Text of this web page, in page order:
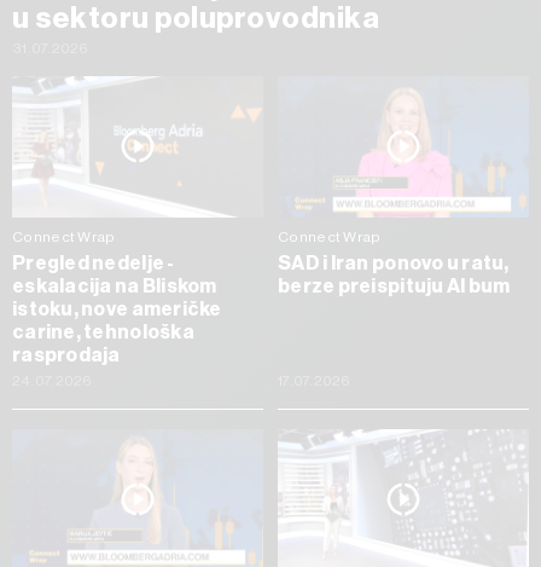
u sektoru poluprovodnika
Connect Wrap
Pregled nedelje -
eskalacija na Bliskom
istoku, nove američke
carine, tehnološka
rasprodaja
Connect Wrap
SAD i Iran ponovo u ratu,
berze preispituju AI bum